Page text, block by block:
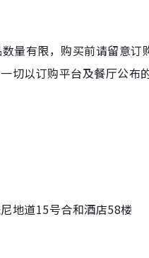
量有限，购买前请留意订
切以订购平台及餐厅公布
地道15号合和酒店58楼